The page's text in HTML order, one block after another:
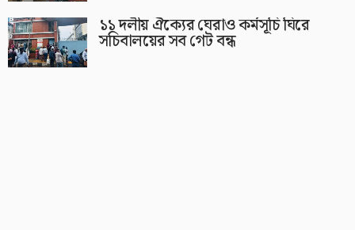
১১ দলীয় ঐক্যের ঘেরাও কর্মসূচি ঘিরে
সচিবালয়ের সব গেট বন্ধ